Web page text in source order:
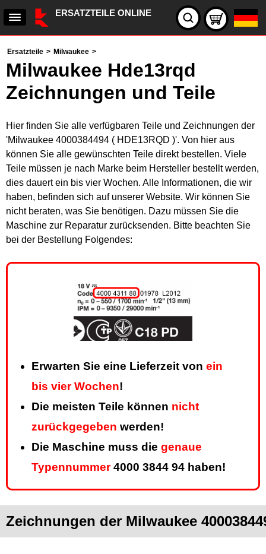
ERSATZTEILE ONLINE
Ersatzteile > Milwaukee >
Milwaukee Hde13rqd
Zeichnungen und Teile
Hier finden Sie alle verfügbaren Teile und Zeichnungen der
'Milwaukee 4000384494 ( HDE13RQD )'. Von hier aus
können Sie alle gewünschten Teile direkt bestellen. Viele
Teile müssen je nach Marke beim Hersteller bestellt werden,
dies dauert ein bis vier Wochen. Alle Informationen, die wir
haben, befinden sich auf unserer Website. Wir können Sie
nicht beraten, was Sie benötigen. Dazu müssen Sie die
Maschine zur Reparatur zurücksenden. Bitte beachten Sie
bei der Bestellung Folgendes:
Erwarten Sie eine Lieferzeit von ein
bis vier Wochen!
Die meisten Teile können nicht
zurückgegeben werden!
Die Maschine muss die genaue
Typennummer4000 3844 94 haben!
Zeichnungen der Milwaukee